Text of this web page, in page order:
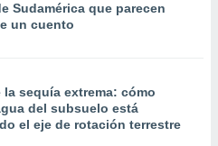
Sudamérica que parecen
un cuento
la sequía extrema: cómo
del subsuelo está
el eje de rotación terrestre